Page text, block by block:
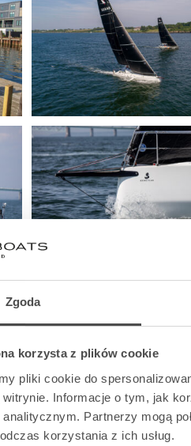
Zgoda
korzysta z plików cookie
pliki cookie do
Informacje o tym, jak
Partnerzy mogą
korzystania z ich usług.